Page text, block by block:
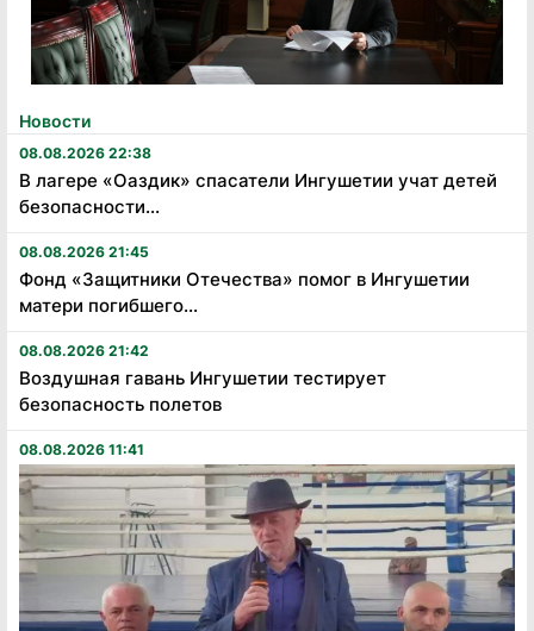
Новости
08.08.2026 22:38
В лагере «Оаздик» спасатели Ингушетии учат детей
безопасности...
08.08.2026 21:45
Фонд «Защитники Отечества» помог в Ингушетии
матери погибшего...
08.08.2026 21:42
Воздушная гавань Ингушетии тестирует
безопасность полетов
08.08.2026 11:41